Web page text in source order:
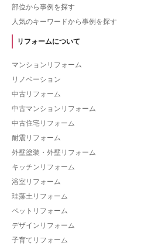
部位から事例を探す
人気のキーワードから事例を探す
リフォームについて
マンションリフォーム
リノベーション
中古リフォーム
中古マンションリフォーム
中古住宅リフォーム
耐震リフォーム
外壁塗装・外壁リフォーム
キッチンリフォーム
浴室リフォーム
珪藻土リフォーム
ペットリフォーム
デザインリフォーム
子育てリフォーム